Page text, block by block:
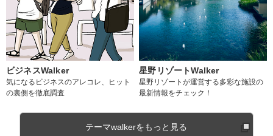
ビジネスWalker
気になるビジネスのアレコレ、ヒット
の裏側を徹底調査
星野リゾートWalker
星野リゾートが運営する多彩な施設の
最新情報をチェック！
テーマwalkerをもっと見る